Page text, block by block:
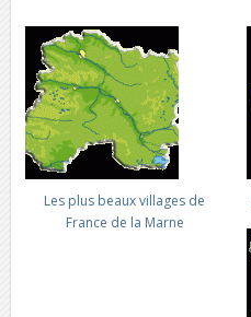
Les plus beaux villages de
France de la Marne